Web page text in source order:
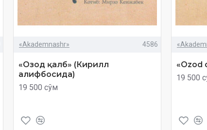
«Akademnashr» 4586
«Озод қалб» (Кирилл
алифбосида)
19 500 сўм
«Ozod
19 500